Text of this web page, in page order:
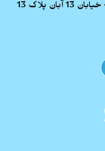
پلاک 13